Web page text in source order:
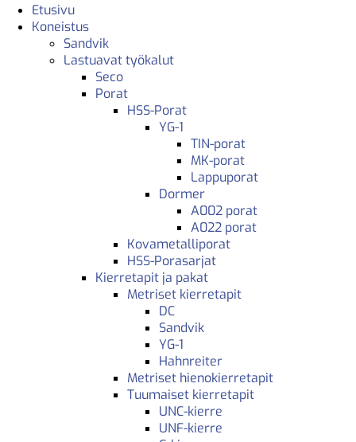
Etusivu
Koneistus
Sandvik
Lastuavat työkalut
Seco
Porat
HSS-Porat
YG-1
TIN-porat
MK-porat
Lappuporat
Dormer
A002 porat
A022 porat
Kovametalliporat
HSS-Porasarjat
Kierretapit ja pakat
Metriset kierretapit
DC
Sandvik
YG-1
Hahnreiter
Metriset hienokierretapit
Tuumaiset kierretapit
UNC-kierre
UNF-kierre